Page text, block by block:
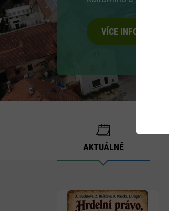
panského bydlení?
VÍCE INFORMACÍ
AKTUÁLNĚ
Více